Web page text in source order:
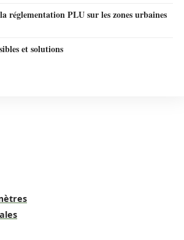
réglementation PLU sur les zones urbaines
et solutions